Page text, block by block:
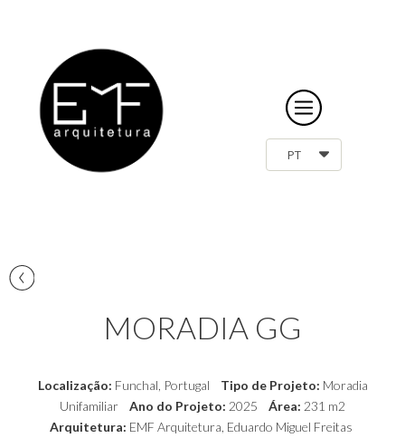
PT
MORADIA GG
Localização: Funchal , Portugal Tipo de Projeto: Moradia
Unifamiliar Ano do Projeto: 2025 Área: 231 m2
Arquitetura: EMF Arquitetura, Eduardo Miguel Freitas